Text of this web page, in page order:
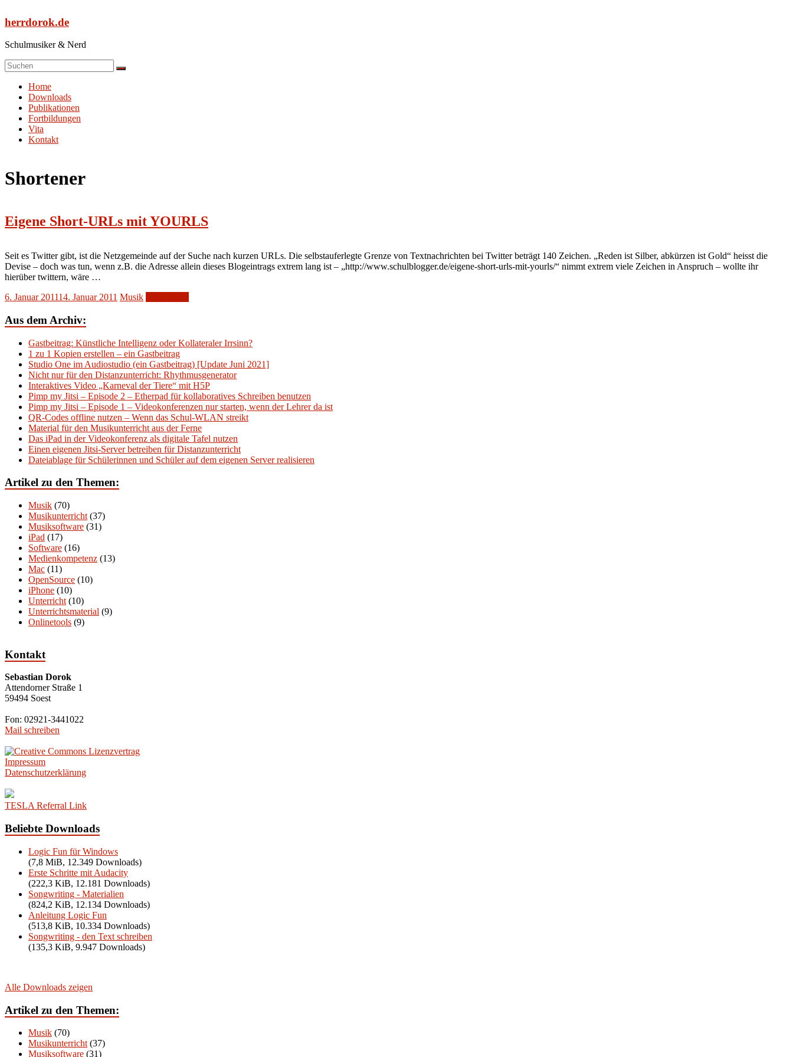
Inhalt
springen
herrdorok.de
Schulmusiker & Nerd
Menü
Home
Downloads
Publikationen
Fortbildungen
Vita
Kontakt
Shortener
Eigene Short-URLs mit YOURLS
Seit es Twitter gibt, ist die Netzgemeinde auf der Suche nach kurzen URLs. Die selbstauferlegte Grenze von Textnachrichten bei Twitter beträgt 140 Zeichen. „Reden ist Silber, abkürzen ist Gold“ heisst die
Devise – doch was tun, wenn z.B. die Adresse allein dieses Blogeintrags extrem lang ist – „http://www.schulblogger.de/eigene-short-urls-mit-yourls/“ nimmt extrem viele Zeichen in Anspruch – wollte ihr
hierüber twittern, wäre …
6. Januar 201114. Januar 2011 Musik
Aus dem Archiv:
Gastbeitrag: Künstliche Intelligenz oder Kollateraler Irrsinn?
1 zu 1 Kopien erstellen – ein Gastbeitrag
Studio One im Audiostudio (ein Gastbeitrag) [Update Juni 2021]
Nicht nur für den Distanzunterricht: Rhythmusgenerator
Interaktives Video „Karneval der Tiere“ mit H5P
Pimp my Jitsi – Episode 2 – Etherpad für kollaboratives Schreiben benutzen
Pimp my Jitsi – Episode 1 – Videokonferenzen nur starten, wenn der Lehrer da ist
QR-Codes offline nutzen – Wenn das Schul-WLAN streikt
Material für den Musikunterricht aus der Ferne
Das iPad in der Videokonferenz als digitale Tafel nutzen
Einen eigenen Jitsi-Server betreiben für Distanzunterricht
Dateiablage für Schülerinnen und Schüler auf dem eigenen Server realisieren
Artikel zu den Themen:
Musik (70)
Musikunterricht (37)
Musiksoftware (31)
iPad (17)
Software (16)
Medienkompetenz (13)
Mac (11)
OpenSource (10)
iPhone (10)
Unterricht (10)
Unterrichtsmaterial (9)
Onlinetools (9)
Kontakt
Sebastian Dorok
Attendorner Straße 1
59494 Soest
Fon: 02921-3441022
Mail schreiben
Impressum
Datenschutzerklärung
TESLA Referral Link
Beliebte Downloads
Logic Fun für Windows
(7,8 MiB, 12.349 Downloads)
Erste Schritte mit Audacity
(222,3 KiB, 12.181 Downloads)
Songwriting - Materialien
(824,2 KiB, 12.134 Downloads)
Anleitung Logic Fun
(513,8 KiB, 10.334 Downloads)
Songwriting - den Text schreiben
(135,3 KiB, 9.947 Downloads)
Alle Downloads zeigen
Artikel zu den Themen:
Musik (70)
Musikunterricht (37)
Musiksoftware (31)